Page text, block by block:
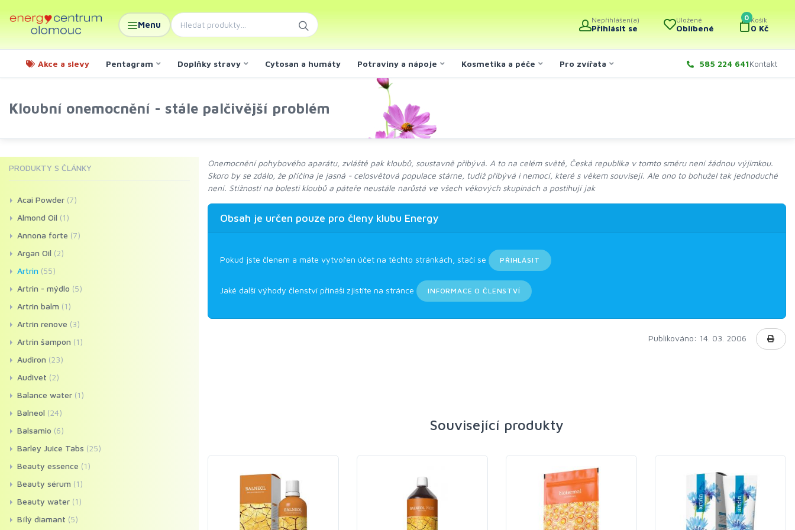
Menu Nepřihlášen(a)
Přihlásit se
Uložené
Oblíbené
0 Košík
0 Kč
Akce a slevy Pentagram Doplňky stravy Cytosan a humáty Potraviny a nápoje Kosmetika a péče Pro zvířata 585 224 641Kontakt
Kloubní onemocnění - stále palčivější problém
Onemocnění pohybového aparátu, zvláště pak kloubů, soustavně přibývá. A to na celém světě, Česká republika v tomto směru není žádnou výjimkou.
Skoro by se zdálo, že příčina je jasná - celosvětová populace stárne, tudíž přibývá i nemocí, které s věkem souvisejí. Ale ono to bohužel tak jednoduché
není. Stížností na bolesti kloubů a páteře neustále narůstá ve všech věkových skupinách a postihují jak
Obsah je určen pouze pro členy klubu Energy
Pokud jste členem a máte vytvořen účet na těchto stránkách, stačí se PŘIHLÁSIT
Jaké další výhody členství přináší zjistíte na stránce INFORMACE O ČLENSTVÍ
Publikováno: 14. 03. 2006
Související produkty
PRODUKTY S ČLÁNKY
Acai Powder (7)
Almond Oil (1)
Annona forte (7)
Argan Oil (2)
Artrin (55)
Artrin - mýdlo (5)
Artrin balm (1)
Artrin renove (3)
Artrin šampon (1)
Audiron (23)
Audivet (2)
Balance water (1)
Balneol (24)
Balsamio (6)
Barley Juice Tabs (25)
Beauty essence (1)
Beauty sérum (1)
Beauty water (1)
Bílý diamant (5)